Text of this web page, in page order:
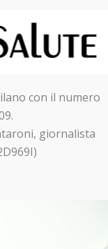
con il numero
giornalista